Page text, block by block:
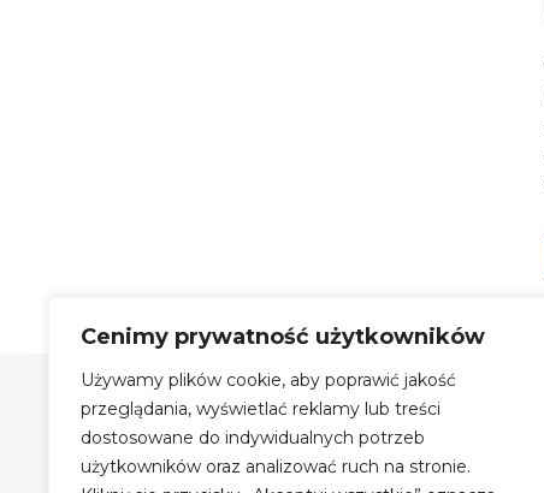
Cenimy prywatność użytkowników
Używamy plików cookie, aby poprawić jakość
przeglądania, wyświetlać reklamy lub treści
dostosowane do indywidualnych potrzeb
użytkowników oraz analizować ruch na stronie.
Szyby Autobusowe Bis Sp.
z o.o.
Szyby Autobusowe i Autokarowe